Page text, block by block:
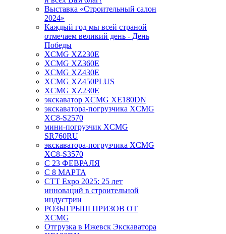
Выставка «Строительный салон
2024»
Каждый год мы всей страной
отмечаем великий день - День
Победы
XCMG XZ230E
XCMG XZ360E
XCMG XZ430E
XCMG XZ450PLUS
XCMG XZ230E
экскаватор XCMG XE180DN
экскаватора-погрузчика XCMG
XC8-S2570
мини-погрузчик XCMG
SR760RU
экскаватора-погрузчика XCMG
XC8-S3570
С 23 ФЕВРАЛЯ
С 8 МАРТА
CTT Expo 2025: 25 лет
инноваций в строительной
индустрии
РОЗЫГРЫШ ПРИЗОВ ОТ
XCMG
Отгрузка в Ижевск Экскаватора